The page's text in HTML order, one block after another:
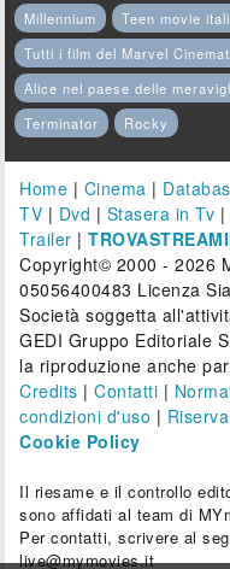
Millennium
Teen movie
Tutti i film del Marvel
Alice nel paese delle
Terminator
Rocky
Home | Cinema |
TV | Dvd | Stasera in Tv |
Trailer |
Copyright© 2000 - 2026
05056400483 Licenza
Società soggetta
GEDI Gruppo Editoriale
la riproduzione anche
Credits |Contatti |
condizioni d'uso |
Cookie Policy
Il riesame e il controllo
sono affidati al team di
Per contatti, scrivere al
live@mymovies.it